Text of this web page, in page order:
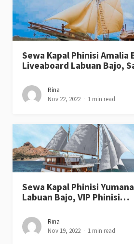
Sewa Kapal Phinisi Amalia
Liveaboard Labuan Bajo,
Rina
Nov 22, 2022
1 min read
Sewa Kapal Phinisi
Labuan Bajo, VIP Phinisi…
Rina
Nov 19, 2022
1 min read